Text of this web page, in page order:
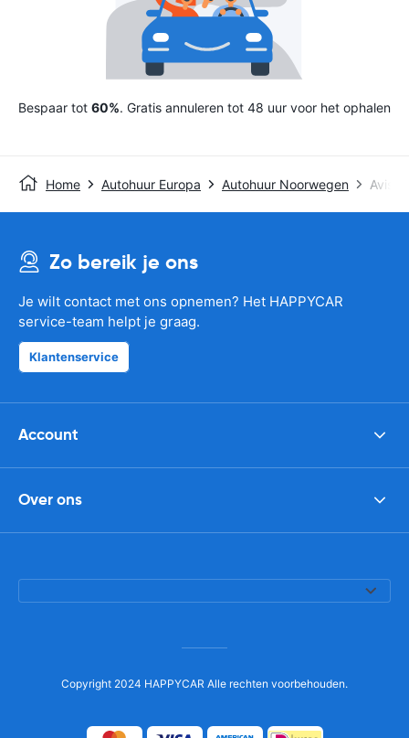
Bespaar tot 60%. Gratis annuleren tot 48 uur voor het ophalen
Home Autohuur Europa Autohuur Noorwegen Avis
Zo bereik je ons
Je wilt contact met ons opnemen? Het HAPPYCAR
service-team helpt je graag.
Klantenservice
Account
Over ons
Copyright 2024 HAPPYCAR Alle rechten voorbehouden.